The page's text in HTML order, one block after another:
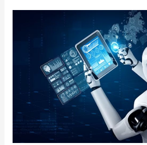
Membantu
Pekerjaan
Anda!